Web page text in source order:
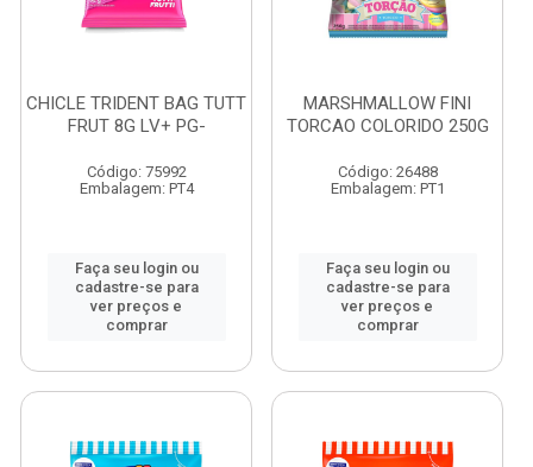
CHICLE TRIDENT BAG TUTT
FRUT 8G LV+ PG-
Código: 75992
Embalagem: PT4
Faça seu login ou
cadastre-se para
ver preços e
comprar
MARSHMALLOW FINI
TORCAO COLORIDO 250G
Código: 26488
Embalagem: PT1
Faça seu login ou
cadastre-se para
ver preços e
comprar